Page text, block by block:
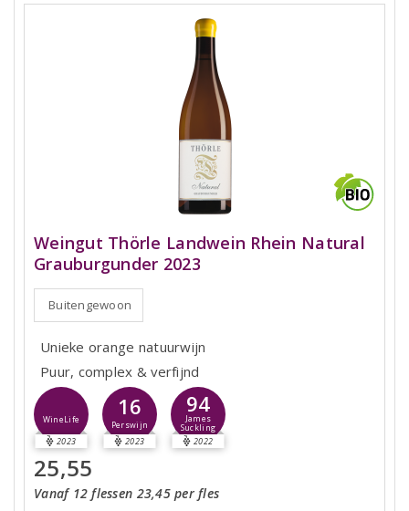
Weingut Thörle Landwein Rhein Natural
Grauburgunder 2023
Buitengewoon
Unieke orange natuurwijn
Puur, complex & verfijnd
WineLife
2023
16
Perswijn
2023
94
James
Suckling
2022
25,55
Vanaf 12 flessen 23,45 per fles